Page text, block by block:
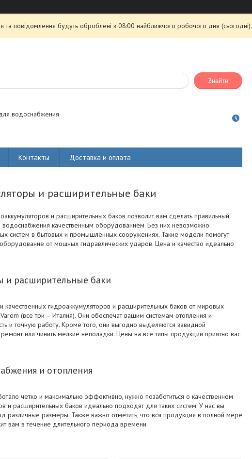
та повідомлення будуть оброблені з 08:00 найближчого робочого дня (сьогодні).
Знайти
водоснабжения
Контакты Доставка и оплата
и расширительные баки
и расширительных баков позволит вам сделать правильный
качественным оборудованием. Без них невозможно
систем в бытовых и промышленных сооружениях. Такие модели помогут
от мощных гидравлических ударов. Цена и качество идеально
и расширительные баки
гидроаккумуляторов и расширительных баков от мировых
(все три – Италия). Они обеспечат вашим системам отопления и
и точную работу. Кроме того, они выгодно выделяются завидной
или чинить мелкие неполадки. Цены на все типы продукции приятно вас
и отопления
четко и максимально эффективно, нужно позаботиться о качественном
расширительных баков идеально подходят для таких систем. У нас вы
различные размеры. Также важно отметить, что вся продукция в полной мере
вам в течение длительного периода времени.